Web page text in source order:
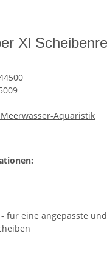
Xl
Aquaristik
für eine angepasste